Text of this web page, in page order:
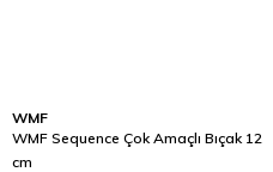
WMF
WMF Sequence Çok Amaçlı Bıçak 12
cm